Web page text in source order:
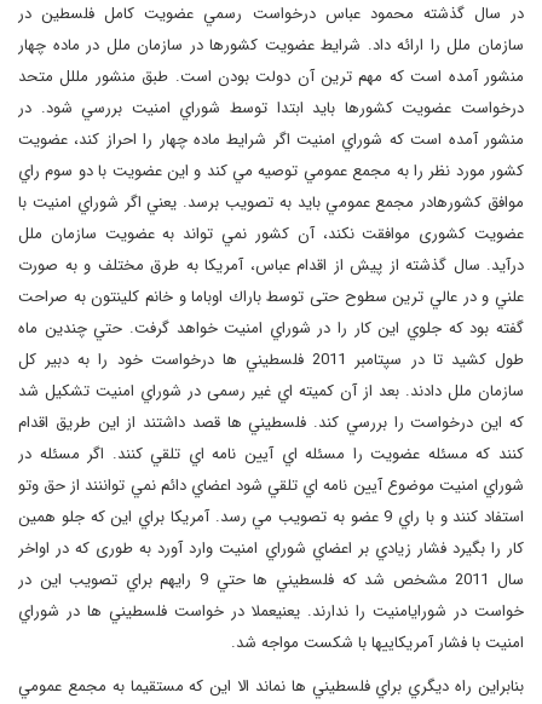
در سال گذشته محمود عباس درخواست رسمي عضويت كامل فلسطين در
سازمان ملل را ارائه داد. شرايط عضويت كشورها در سازمان ملل در ماده چهار
منشور آمده است كه مهم ترين آن دولت بودن است. طبق منشور مللل متحد
درخواست عضويت كشورها بايد ابتدا توسط شوراي امنيت بررسي شود. در
منشور آمده است كه شوراي امنيت اگر شرايط ماده چهار را احراز كند، عضويت
كشور مورد نظر را به مجمع عمومي توصيه مي كند و این عضویت با دو سوم راي
موافق كشورهادر مجمع عمومي باید به تصويب برسد. يعني اگر شوراي امنيت با
عضویت کشوری موافقت نكند،‌ آن کشور نمي تواند به عضويت سازمان ملل
درآيد. سال گذشته از پيش از اقدام عباس، آمريكا به طرق مختلف و به صورت
علني و در عالي ترين سطوح حتی توسط باراك اوباما و خانم كلينتون به صراحت
گفته بود كه جلوي اين كار را در شوراي امنيت خواهد گرفت. حتي چندين ماه
طول كشيد تا در سپتامبر 2011 فلسطيني ها درخواست خود را به دبیر کل
سازمان ملل دادند. بعد از آن كميته اي غیر رسمی در شوراي امنيت تشكيل شد
كه اين درخواست را بررسي كند. فلسطيني ها قصد داشتند از اين طريق اقدام
كنند كه مسئله عضويت را مسئله اي آيين نامه اي تلقي كنند. اگر مسئله در
شوراي امنيت موضوع آيين نامه اي تلقي شود اعضاي دائم نمي تواننند از حق وتو
استفاد كنند و با راي 9 عضو به تصويب مي رسد. آمريكا براي اين كه جلو همين
كار را بگيرد فشار زيادي بر اعضاي شوراي امنيت وارد آورد به طوری كه در اواخر
سال 2011 مشخص شد كه فلسطيني ها حتي 9 رايهم براي تصويب اين در
خواست در شورايامنيت را ندارند. يعنيعملا در خواست فلسطيني ها در شوراي
امنيت با فشار آمريكاييها با شكست مواجه شد.
بنابراين راه ديگري براي فلسطيني ها نماند الا اين كه مستقيما به مجمع عمومي